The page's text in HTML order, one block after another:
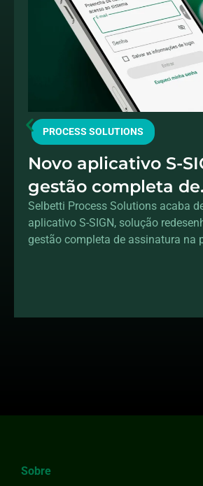
PROCESS SOLUTIONS
Novo aplicativo S-
gestão completa de
assinaturas na sua
Selbetti Process Solutions acaba
aplicativo S-SIGN, solução
gestão completa de assinatura na
Sobre